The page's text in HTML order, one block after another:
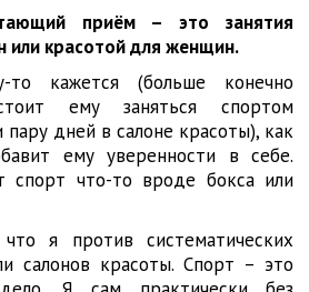
приём – это занятия
или красотой для женщин.
то кажется (больше конечно
ему заняться спортом
дней в салоне красоты), как
ему уверенности в себе.
спорт что-то вроде бокса или
я против систематических
салонов красоты. Спорт – это